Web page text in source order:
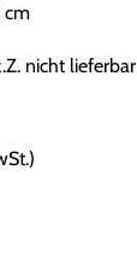
cm
nicht lieferbar